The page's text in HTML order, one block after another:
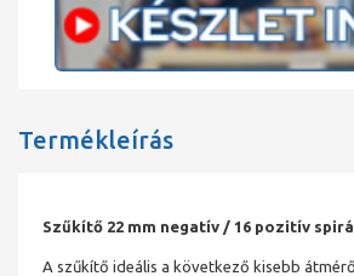
Termékleírás
Szűkítő 22 mm negatív / 16 pozitív
A szűkítő ideális a következő kisebb